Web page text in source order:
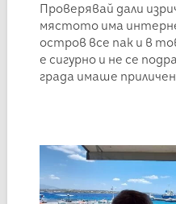
Проверявай дали
мястото има
остров все пак и в
е сигурно и не се
града имаше